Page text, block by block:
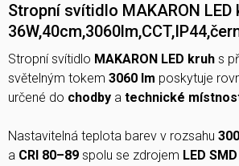
Stropní svítidlo MAKARON LED
Stropní svítidlo MAKARON LED kruh s
světelným tokem 3060 lm poskytuje
určené do chodby a technické
Nastavitelná teplota barev v rozsahu
a CRI 80–89 spolu se zdrojem LED SMD